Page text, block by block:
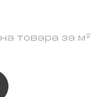
товара за м²